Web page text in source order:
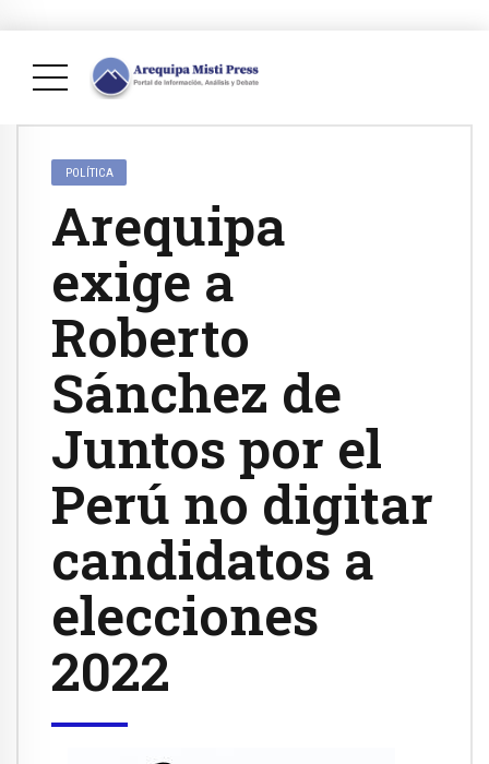
POLÍTICA
Arequipa
exige a
Roberto
Sánchez de
Juntos por el
Perú no digitar
candidatos a
elecciones
2022